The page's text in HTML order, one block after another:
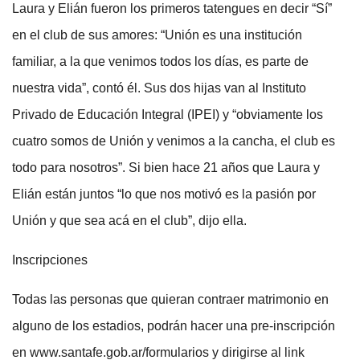
Laura y Elián fueron los primeros tatengues en decir “Sí”
en el club de sus amores: “Unión es una institución
familiar, a la que venimos todos los días, es parte de
nuestra vida”, contó él. Sus dos hijas van al Instituto
Privado de Educación Integral (IPEI) y “obviamente los
cuatro somos de Unión y venimos a la cancha, el club es
todo para nosotros”. Si bien hace 21 años que Laura y
Elián están juntos “lo que nos motivó es la pasión por
Unión y que sea acá en el club”, dijo ella.
Inscripciones
Todas las personas que quieran contraer matrimonio en
alguno de los estadios, podrán hacer una pre-inscripción
en www.santafe.gob.ar/formularios y dirigirse al link